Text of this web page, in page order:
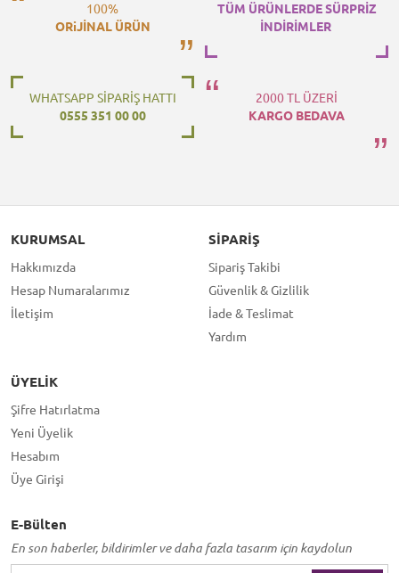
100%
ORiJİNAL ÜRÜN
TÜM ÜRÜNLERDE SÜRPRİZ
İNDİRİMLER
WHATSAPP SİPARİŞ HATTI
0555 351 00 00
2000 TL ÜZERİ
KARGO BEDAVA
KURUMSAL
Hakkımızda
Hesap Numaralarımız
İletişim
SIPARIŞ
Sipariş Takibi
Güvenlik & Gizlilik
İade & Teslimat
Yardım
ÜYELIK
Şifre Hatırlatma
Yeni Üyelik
Hesabım
Üye Girişi
E-Bülten
En son haberler, bildirimler ve daha fazla tasarım için kaydolun